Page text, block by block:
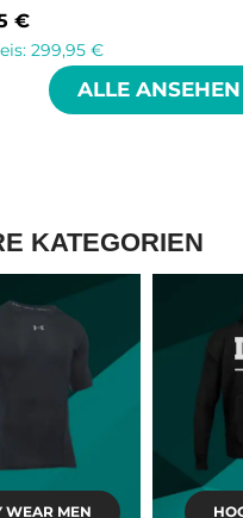
€
249,95€
ALLE ANSEHEN
KATEGORIEN
WEAR MEN